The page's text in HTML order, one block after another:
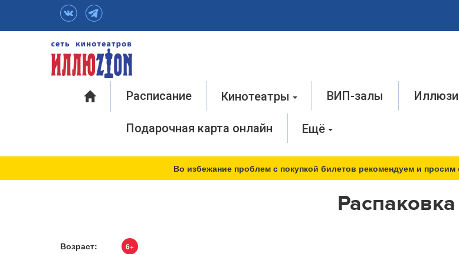
Расписание Кинотеатры ВИП-залы
Подарочная карта онлайн Ещё
Во избежание проблем с покупкой билетов рекомендуем и
Распаковка
Возраст: 6+